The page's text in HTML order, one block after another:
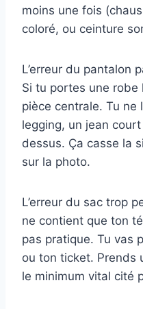
moins une fois
coloré, ou ceinture
L’erreur du pantalon
Si tu portes une robe
pièce centrale. Tu ne
legging, un jean
dessus. Ça casse la
sur la photo.
L’erreur du sac trop
ne contient que ton
pas pratique. Tu vas
ou ton ticket. Prends
le minimum vital cité